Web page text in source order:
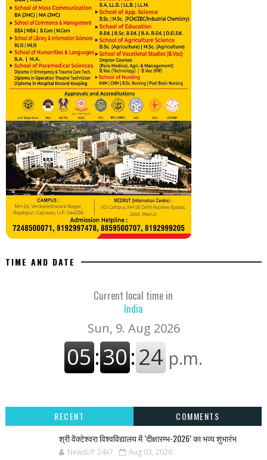
TIME AND DATE
Current local time in
India
RECENT
COMMENTS
श्री वेंक्टेश्वरा विश्वविद्यालय में ‘दीक्षारम्भ-2026’ का भव्य शुभारंभ
NewsUP 24x7 Aug 03, 2026